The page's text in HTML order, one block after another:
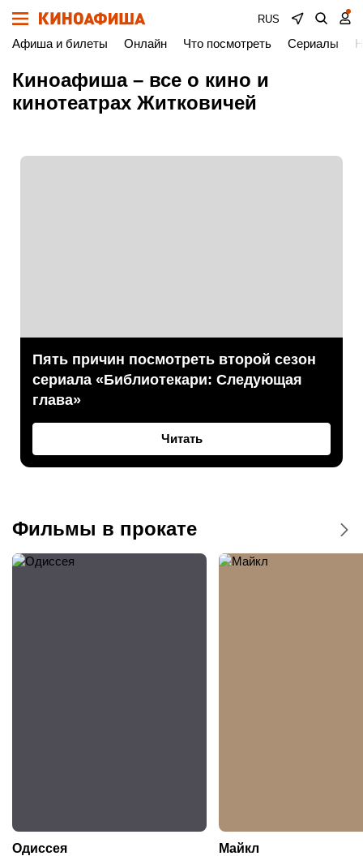
RUS
Афиша и билеты Онлайн Что посмотреть Сериалы
Киноафиша – все о кино и
кинотеатрах Житковичей
Пять причин посмотреть второй сезон
сериала «Библиотекари: Следующая
глава»
Читать
Фильмы в прокате
Одиссея Майкл